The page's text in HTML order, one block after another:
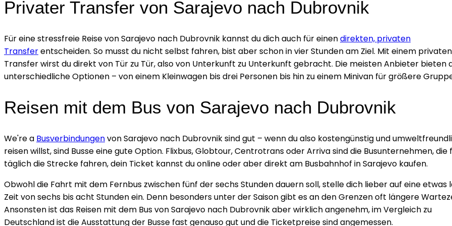
Privater Transfer von Sarajevo nach Dubrovnik
Für eine stressfreie Reise von Sarajevo nach Dubrovnik kannst du dich auch für einendirekten, privaten
Transferentscheiden. So musst du nicht selbst fahren, bist aber schon in vier Stunden am Ziel. Mit einem privaten
Transfer wirst du direkt von Tür zu Tür, also von Unterkunft zu Unterkunft gebracht. Die meisten Anbieter bieten
unterschiedliche Optionen – von einem Kleinwagen bis drei Personen bis hin zu einem Minivan für größere
Reisen mit dem Bus von Sarajevo nach Dubrovnik
We're a Busverbindungenvon Sarajevo nach Dubrovnik sind gut – wenn du also kostengünstig und
reisen willst, sind Busse eine gute Option. Flixbus, Globtour, Centrotrans oder Arriva sind die Busunternehmen, die
täglich die Strecke fahren, dein Ticket kannst du online oder aber direkt am Busbahnhof in Sarajevo kaufen.
Obwohl die Fahrt mit dem Fernbus zwischen fünf der sechs Stunden dauern soll, stelle dich lieber auf eine etwas
Zeit von sechs bis acht Stunden ein. Denn besonders unter der Saison gibt es an den Grenzen oft längere
Ansonsten ist das Reisen mit dem Bus von Sarajevo nach Dubrovnik aber wirklich angenehm, im Vergleich zu
Deutschland ist die Ausstattung der Busse fast genauso gut und die Ticketpreise sind angemessen.